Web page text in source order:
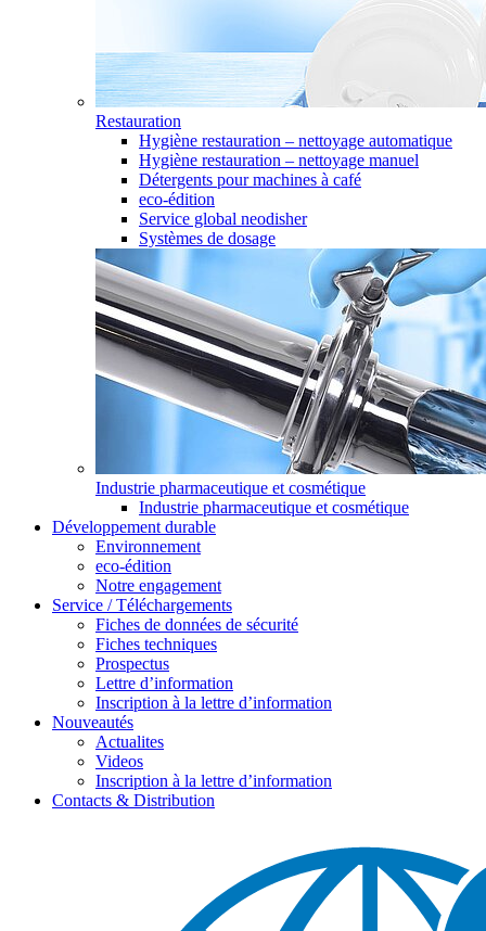
Restauration
Hygiène restauration – nettoyage automatique
Hygiène restauration – nettoyage manuel
Détergents pour machines à café
eco-édition
Service global neodisher
Systèmes de dosage
Industrie pharmaceutique et cosmétique
Industrie pharmaceutique et cosmétique
Développement durable
Environnement
eco-édition
Notre engagement
Service / Téléchargements
Fiches de données de sécurité
Fiches techniques
Prospectus
Lettre d’information
Inscription à la lettre d’information
Nouveautés
Actualites
Videos
Inscription à la lettre d’information
Contacts & Distribution